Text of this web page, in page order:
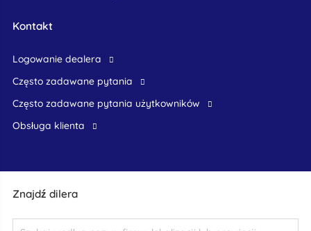
Znajdź dilera
Kontakt
logowanie dealera
Często zadawane pytania
często zadawane pytania użytkowników
obsługa klienta